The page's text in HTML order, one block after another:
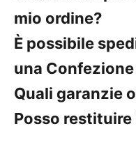
mio ordine?
È possibile
una
Quali garanzie
Posso